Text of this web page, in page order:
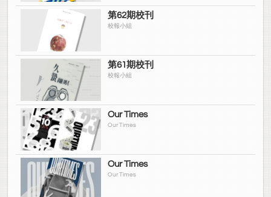
第62期校刊
校報小組
第61期校刊
校報小組
Our Times
Our Times
Our Times
Our Times